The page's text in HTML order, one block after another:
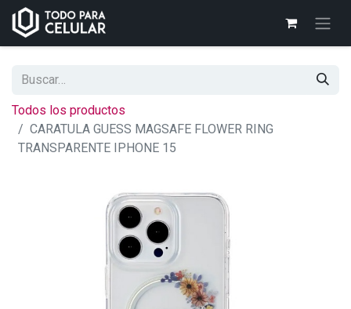
Todos los productos
CARATULA GUESS MAGSAFE FLOWER RING
TRANSPARENTE IPHONE 15